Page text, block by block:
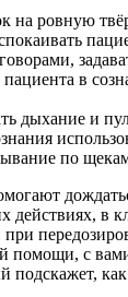
на ровную
в
дыхание и
по
действиях, в
помощи, с
подскажет,